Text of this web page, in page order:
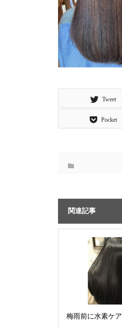
Tweet
Pocket
関連記事
梅雨前に水素ケア